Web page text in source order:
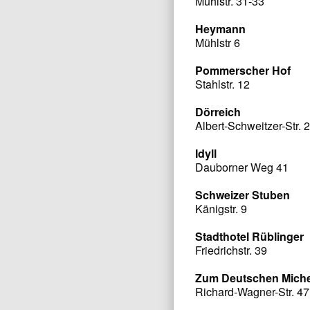
Heymann
Mühlstr 6
Pommerscher Hof
Stahlstr. 12
Dörreich
Albert-Schweitzer-Str.
Idyll
Dauborner Weg 41
Schweizer Stuben
Känigstr. 9
Stadthotel Rüblinger
Friedrichstr. 39
Zum Deutschen
Richard-Wagner-Str. 47